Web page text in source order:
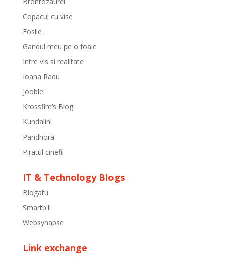
Copacul cu vise
Fosile
Gandul meu pe o foaie
Intre vis si realitate
Ioana Radu
Jooble
Krossfire’s Blog
Kundalini
Pandhora
Piratul cinefil
IT & Technology Blogs
Blogatu
Smartbill
Websynapse
Link exchange